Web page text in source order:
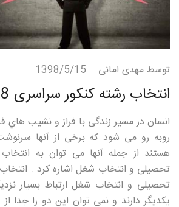
ادامه مطلب توسط مهدی امانی 1398/5/15
انتخاب رشته کنکور سراسری 98
انسان در مسیر زندگی با فراز و نشیب هاي
روبه رو می شود که برخی از آنها
هستند از جمله آنها می توان به
تحصیلی و انتخاب شغل اشاره کرد .
تحصیلی و انتخاب شغل ارتباط بسیار
یکدیگر دارند و نمی توان این دو را جدا